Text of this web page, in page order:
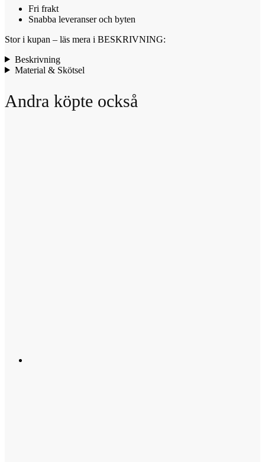
Fri frakt
Snabba leveranser och byten
Stor i kupan – läs mera i BESKRIVNING:
Beskrivning
Material & Skötsel
Andra köpte också